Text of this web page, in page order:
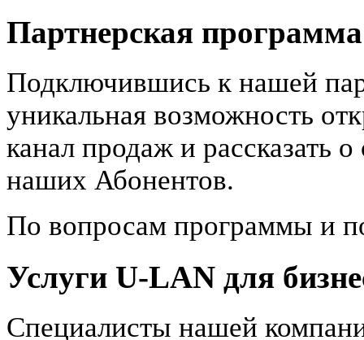
Партнерская программа
Подключившись к нашей
уникальная возможность
канал продаж и рассказать
наших Абонентов.
По вопросам программы и
Услуги U-LAN для
Специалисты нашей